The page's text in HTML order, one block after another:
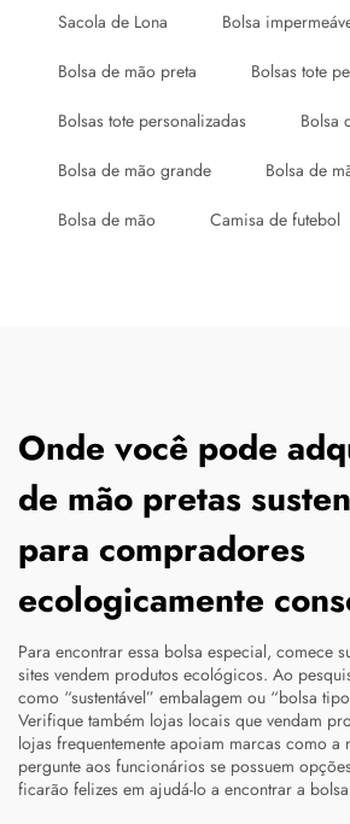
Sacola de Lona Bolsa
Bolsa de mão preta Bolsas tote
Bolsas tote personalizadas Bolsa
Bolsa de mão grande Bolsa de
Bolsa de mão Camisa de futebol
Onde você pode
de mão pretas
para compradores
ecologicamente
Para encontrar essa bolsa especial, comece
sites vendem produtos ecológicos. Ao
como “sustentável” embalagem ou “bolsa
Verifique também lojas locais que vendam
lojas frequentemente apoiam marcas como a
pergunte aos funcionários se possuem
ficarão felizes em ajudá-lo a encontrar a